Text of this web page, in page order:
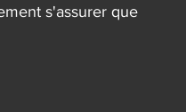
s'assurer que